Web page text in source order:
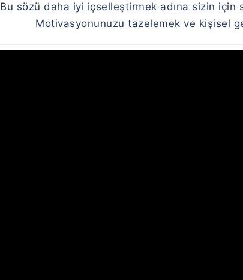
Bu sözü daha iyi içselleştirmek adına sizin için
Motivasyonunuzu tazelemek ve kişisel